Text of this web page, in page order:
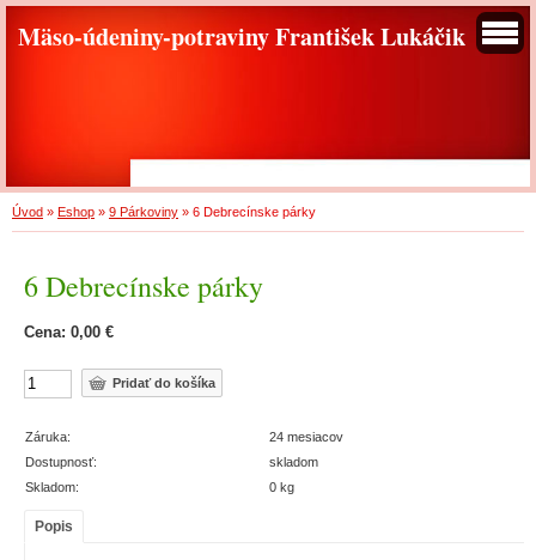
Mäso-údeniny-potraviny František Lukáčik
Úvod » Eshop » 9 Párkoviny » 6 Debrecínske párky
6 Debrecínske párky
Cena: 0,00 €
Záruka:
24 mesiacov
Dostupnosť:
skladom
Skladom:
0 kg
Popis